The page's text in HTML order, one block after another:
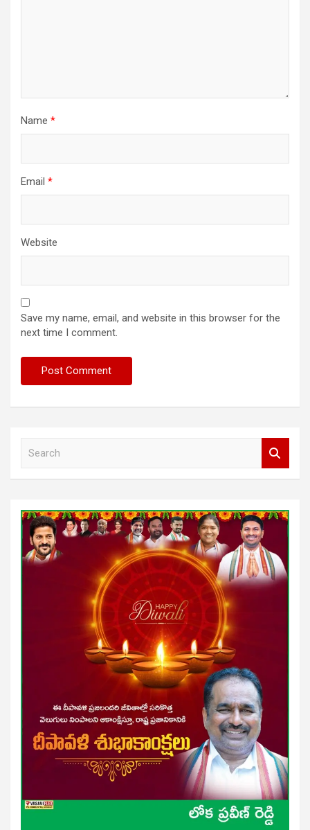
Name *
Email *
Website
Save my name, email, and website in this browser for the
next time I comment.
h